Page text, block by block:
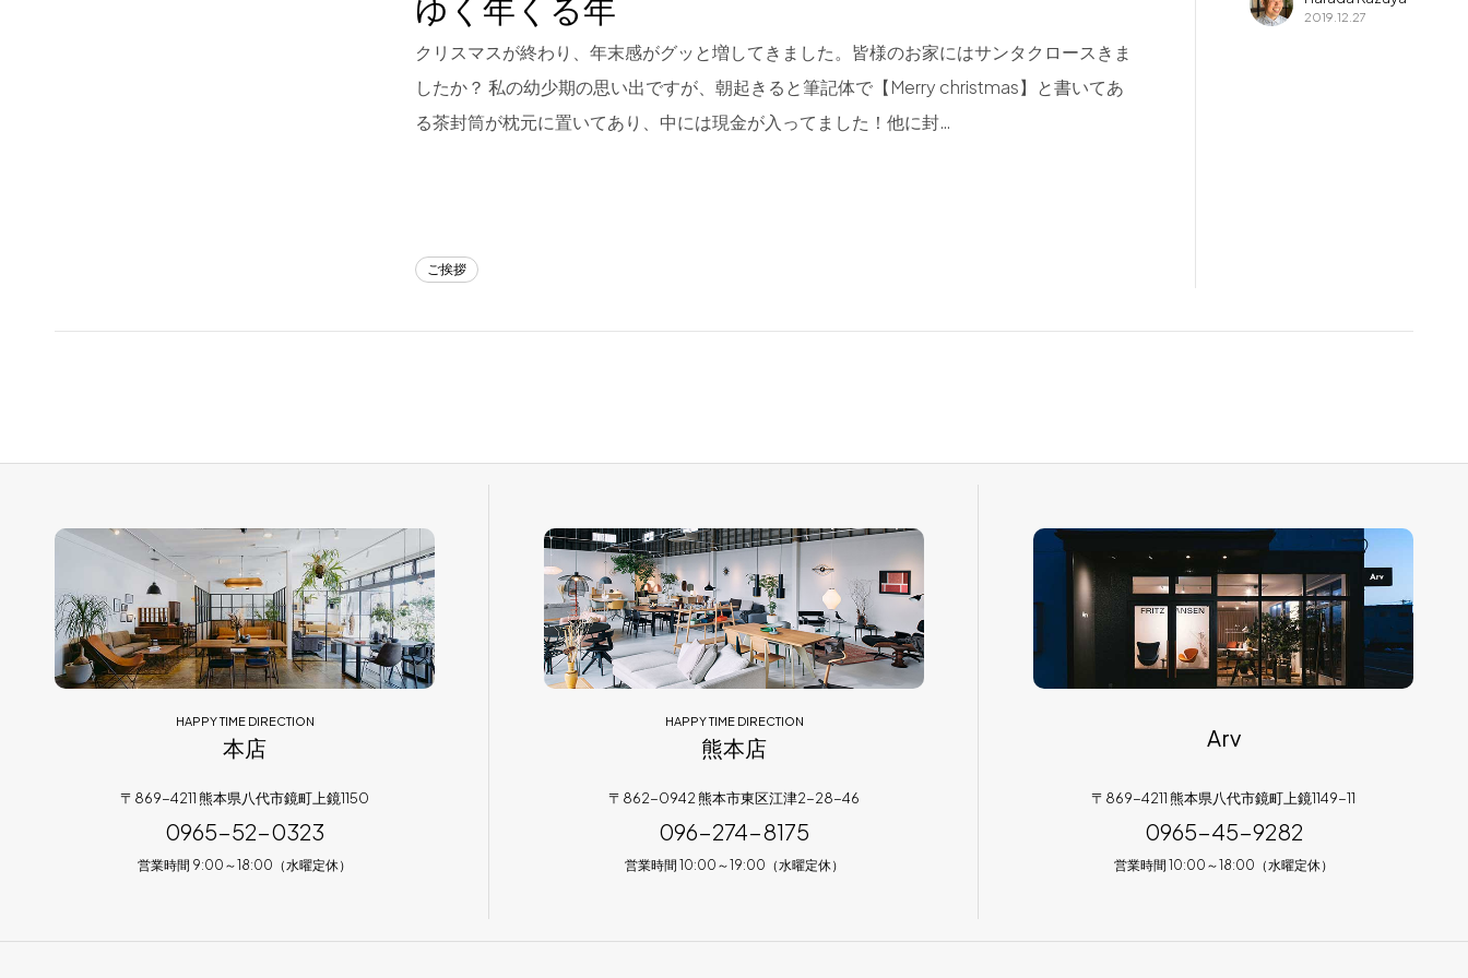
熊本店
096-274-8175
0965-45-9282
ゆく年くる年
クリスマスが終わり、年末感がグッと増してきました。皆様のお家にはサンタクロースきま
したか？ 私の幼少期の思い出ですが、朝起きると筆記体で【Merry christmas】と書いてあ
る茶封筒が枕元に置いてあり、中には現金が入ってました！他に封…
ご挨拶
2019.12.27
HAPPY TIME DIRECTION
本店
〒869-4211 熊本県八代市鏡町上鏡1150
0965-52-0323
営業時間 9:00～18:00（水曜定休）
HAPPY TIME DIRECTION
熊本店
〒862-0942 熊本市東区江津2-28-46
096-274-8175
営業時間 10:00～19:00（水曜定休）
Arv
〒869-4211 熊本県八代市鏡町上鏡1149-11
0965-45-9282
営業時間 10:00～18:00（水曜定休）